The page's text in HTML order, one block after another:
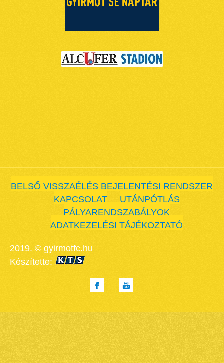
BELSŐ VISSZAÉLÉS BEJELENTÉSI RENDSZER
KAPCSOLAT
UTÁNPÓTLÁS
PÁLYARENDSZABÁLYOK
ADATKEZELÉSI TÁJÉKOZTATÓ
2019. © gyirmotfc.hu
Készítette: